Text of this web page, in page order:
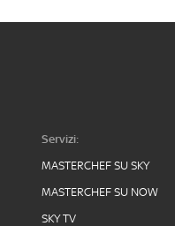
Servizi:
MASTERCHEF SU SKY
MASTERCHEF SU NOW
SKY TV